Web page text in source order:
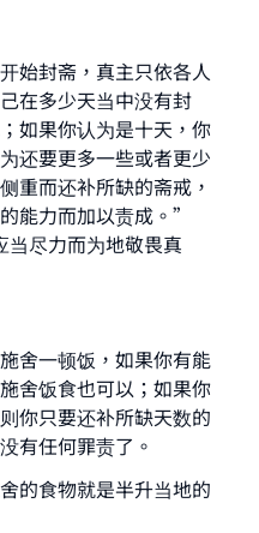
始封斋，真主只依各人
在多少天当中没有封
如果你认为是十天，你
还要更多一些或者更少
重而还补所缺的斋戒，
能力而加以责成。”
当尽力而为地敬畏真
舍一顿饭，如果你有能
舍饭食也可以；如果你
你只要还补所缺天数的
有任何罪责了。
的食物就是半升当地的
millions of lives
today
for our mission.
The Prophet (ﷺ) said:
to doing what is
as those who